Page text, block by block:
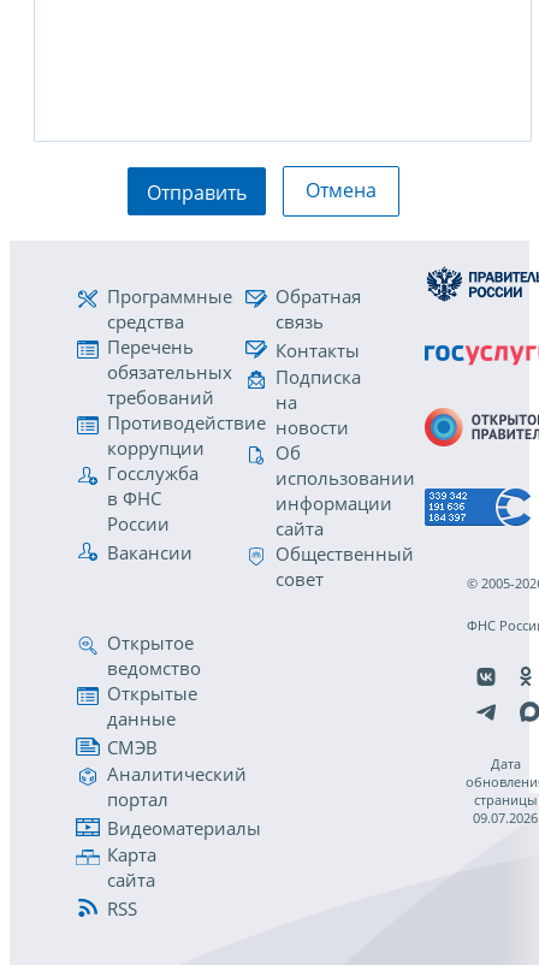
Отправить Отмена
Программные
средства
Перечень
обязательных
требований
Противодействие
коррупции
Госслужба
в ФНС
России
Вакансии
Обратная
связь
Контакты
Подписка
на
новости
Об
использовании
информации
сайта
Общественный
совет
Открытое
ведомство
Открытые
данные
СМЭВ
Аналитический
портал
Видеоматериалы
Карта
сайта
RSS
© 2005-
ФНС
Дата
страницы
09.07.2026